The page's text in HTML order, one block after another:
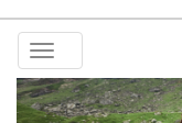
Toggle
navigation